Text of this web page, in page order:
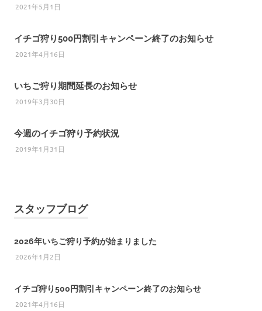
2021年5月1日
イチゴ狩り500円割引キャンペーン終了のお知らせ
2021年4月16日
いちご狩り期間延長のお知らせ
2019年3月30日
今週のイチゴ狩り予約状況
2019年1月31日
スタッフブログ
2026年いちご狩り予約が始まりました
2026年1月2日
イチゴ狩り500円割引キャンペーン終了のお知らせ
2021年4月16日